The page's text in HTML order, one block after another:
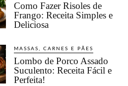
Como Fazer Risoles de
Frango: Receita Simples e
Deliciosa
MASSAS, CARNES E PÃES
Lombo de Porco Assado
Suculento: Receita Fácil e
Perfeita!